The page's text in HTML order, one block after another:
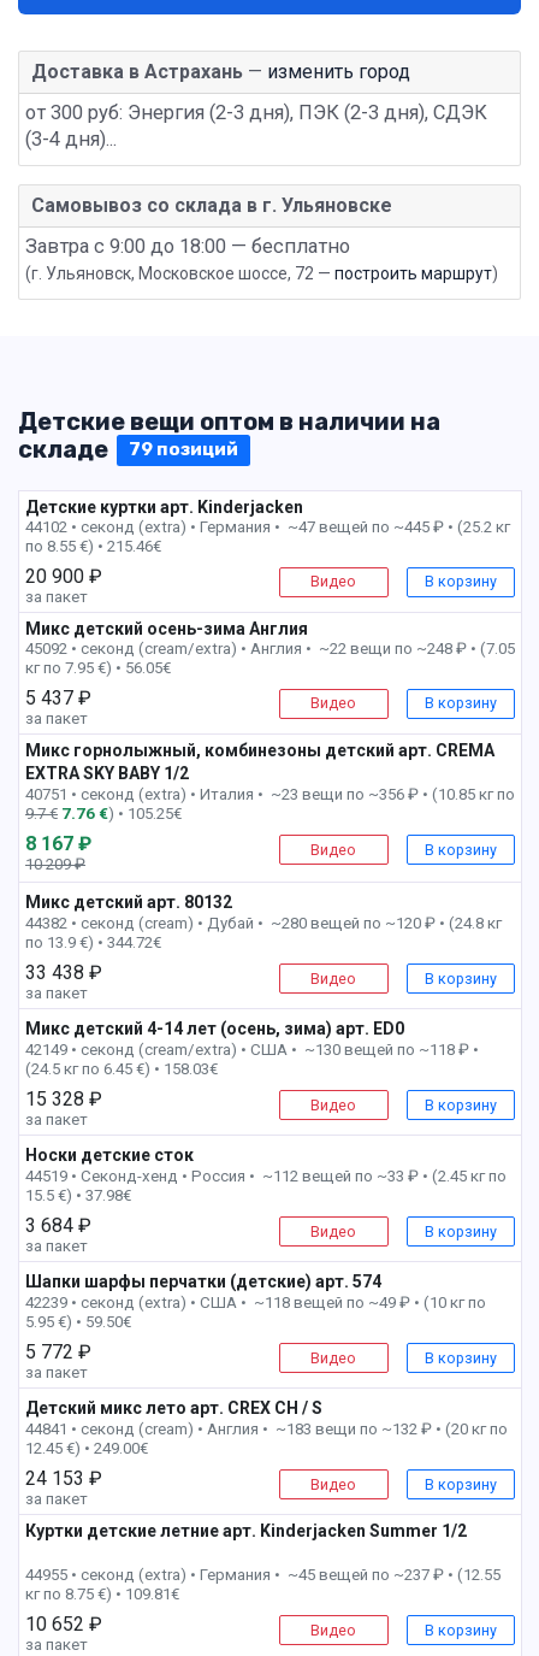
Доставка в Астрахань — изменить город
от 300 руб: Энергия (2-3 дня), ПЭК (2-3 дня), СДЭК
(3-4 дня)...
Самовывоз со склада в г. Ульяновске
Завтра с 9:00 до 18:00 — бесплатно
(г. Ульяновск, Московское шоссе, 72 — построить маршрут)
Детские вещи оптом в наличии на
складе
79 позиций
Детские куртки арт. Kinderjacken
44102 • секонд (extra) • Германия • ~47 вещей по ~445 ₽ • (25.2 кг
по 8.55 €) • 215.46€
20 900 ₽
за пакет
Видео В корзину
Микс детский осень-зима Англия
45092 • секонд (cream/extra) • Англия • ~22 вещи по ~248 ₽ • (7.05
кг по 7.95 €) • 56.05€
5 437 ₽
за пакет
Видео В корзину
Микс горнолыжный, комбинезоны детский арт. CREMA
EXTRA SKY BABY 1/2
40751 • секонд (extra) • Италия • ~23 вещи по ~356 ₽ • (10.85 кг по
9.7 € 7.76 €) • 105.25€
8 167 ₽
10 209 ₽
Видео В корзину
Микс детский арт. 80132
44382 • секонд (cream) • Дубай • ~280 вещей по ~120 ₽ • (24.8 кг
по 13.9 €) • 344.72€
33 438 ₽
за пакет
Видео В корзину
Микс детский 4-14 лет (осень, зима) арт. ED0
42149 • секонд (cream/extra) • США • ~130 вещей по ~118 ₽ •
(24.5 кг по 6.45 €) • 158.03€
15 328 ₽
за пакет
Видео В корзину
Носки детские сток
44519 • Секонд-хенд • Россия • ~112 вещей по ~33 ₽ • (2.45 кг по
15.5 €) • 37.98€
3 684 ₽
за пакет
Видео В корзину
Шапки шарфы перчатки (детские) арт. 574
42239 • секонд (extra) • США • ~118 вещей по ~49 ₽ • (10 кг по
5.95 €) • 59.50€
5 772 ₽
за пакет
Видео В корзину
Детский микс лето арт. CREX CH / S
44841 • секонд (cream) • Англия • ~183 вещи по ~132 ₽ • (20 кг по
12.45 €) • 249.00€
24 153 ₽
за пакет
Видео В корзину
Куртки детские летние арт. Kinderjacken Summer 1/2
44955 • секонд (extra) • Германия • ~45 вещей по ~237 ₽ • (12.55
кг по 8.75 €) • 109.81€
10 652 ₽
за пакет
Видео В корзину